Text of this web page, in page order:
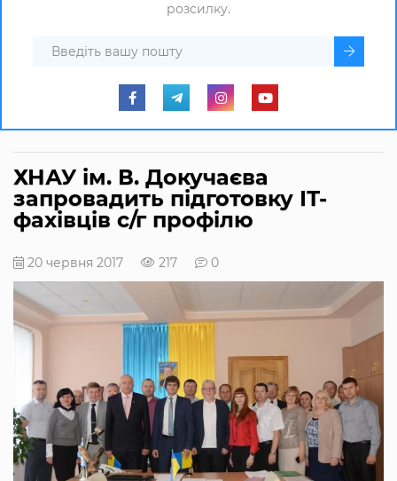
розсилку.
ХНАУ ім. В. Докучаєва
запровадить підготовку ІТ-
фахівців с/г профілю
20 червня 2017 217 0